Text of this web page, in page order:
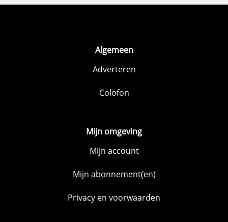
Algemeen
Adverteren
Colofon
Mijn omgeving
Mijn account
Mijn abonnement(en)
Privacy en voorwaarden